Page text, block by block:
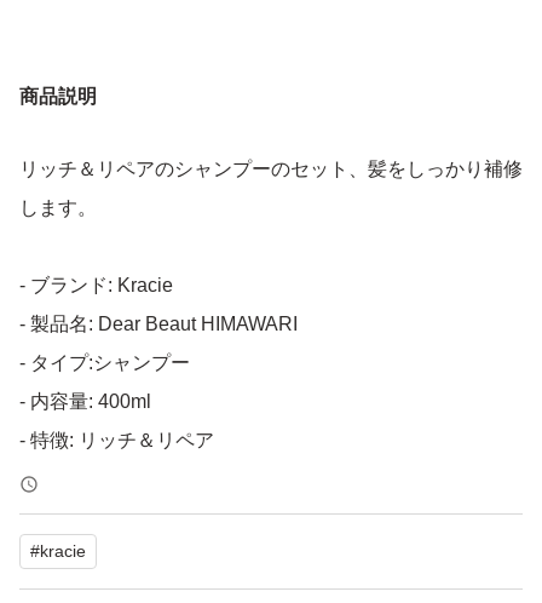
商品説明
リッチ＆リペアのシャンプーのセット、髪をしっかり補修
します。
- ブランド: Kracie
- 製品名: Dear Beaut HIMAWARI
- タイプ:シャンプー
- 内容量: 400ml
- 特徴: リッチ＆リペア
- オイルイン: シャンプー
ご覧いただきありがとうございます。
#kracie